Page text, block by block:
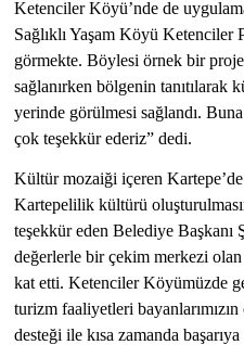
Ketenciler Köyü’nde de
Sağlıklı Yaşam Köyü
görmekte. Böylesi örnek bir
sağlanırken bölgenin tanıtılarak
yerinde görülmesi sağlandı.
çok teşekkür ederiz” dedi.
Kültür mozaiği içeren
Kartepelilik kültürü
teşekkür eden Belediye Başkanı
değerlerle bir çekim merkezi
kat etti. Ketenciler Köyümüzde
turizm faaliyetleri
desteği ile kısa zamanda